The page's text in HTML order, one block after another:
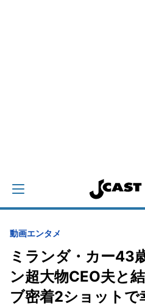
動画エンタメ
ミランダ・カー43
ン超大物CEO夫と
ブ密着2ショットで